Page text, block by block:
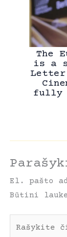
The
is a
Letter
fully
El. pašto
Būtini